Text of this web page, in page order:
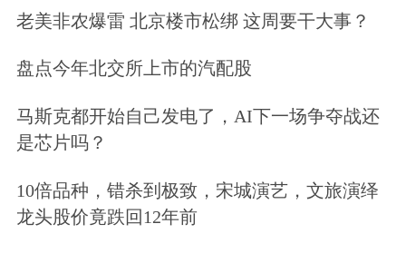
老美非农爆雷 北京楼市松绑 这周要干大事？
盘点今年北交所上市的汽配股
马斯克都开始自己发电了，AI下一场争夺战还
是芯片吗？
10倍品种，错杀到极致，宋城演艺，文旅演绎
龙头股价竟跌回12年前